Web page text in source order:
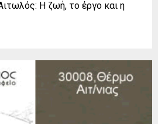
Η ζωή, το έργο και η